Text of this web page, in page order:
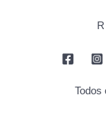
Todos